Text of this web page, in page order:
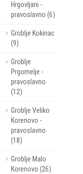
Hrgovljani -
pravoslavno (6)
Groblje Kokinac
(9)
Groblje
Prgomelje -
pravoslavno
(12)
Groblje Veliko
Korenovo -
pravoslavno
(18)
Groblje Malo
Korenovo (26)